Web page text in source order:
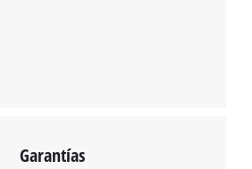
Garantías